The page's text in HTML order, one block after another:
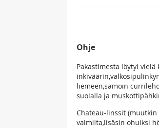
Ohje
Pakastimesta löytyi
liemeen,samoin
suolalla ja
Chateau-linssit
valmiita,lisäsin ohuiksi